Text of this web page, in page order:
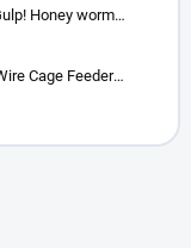
Honey worm
Cage Feeder